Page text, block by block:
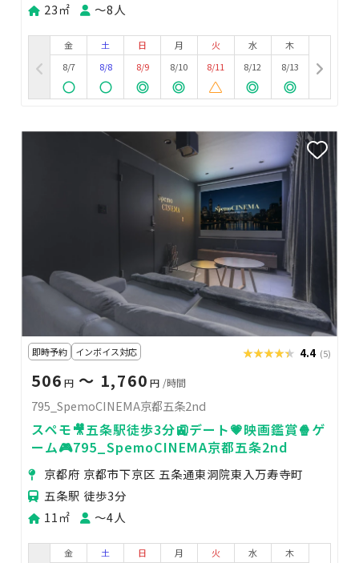
23㎡
〜8人
金
8/7
土
8/8
日
8/9
月
8/10
火
8/11
水
8/12
木
8/13
即時予約 インボイス対応 ★★★★★
★★★★★ 4.4 (5)
506 円 〜 1,760 円 /時間
795_SpemoCINEMA京都五条2nd
スペモ🎥五条駅徒歩3分🚉デート💗映画鑑賞🍿ゲ
ーム🎮795_SpemoCINEMA京都五条2nd
京都府 京都市下京区 五条通東洞院東入万寿寺町
五条駅 徒歩3分
11㎡
〜4人
金 土 日 月 火 水 木